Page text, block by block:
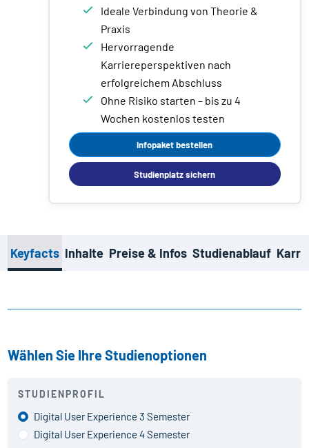
Ideale Verbindung von Theorie &
Praxis
Hervorragende
Karriereperspektiven nach
erfolgreichem Abschluss
Ohne Risiko starten – bis zu 4
Wochen kostenlos testen
Infopaket bestellen
Studienplatz sichern
Keyfacts Inhalte Preise & Infos Studienablauf
Wählen Sie Ihre Studienoptionen
STUDIENPROFIL
Digital User Experience 3 Semester
Digital User Experience 4 Semester